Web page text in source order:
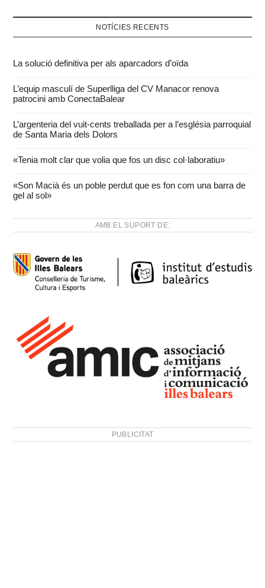
NOTÍCIES RECENTS
La solució definitiva per als aparcadors d’oïda
L’equip masculí de Superlliga del CV Manacor renova
patrocini amb ConectaBalear
L’argenteria del vuit-cents treballada per a l’església parroquial
de Santa Maria dels Dolors
«Tenia molt clar que volia que fos un disc col·laboratiu»
«Son Macià és un poble perdut que es fon com una barra de
gel al sol»
AMB EL SUPORT DE:
PUBLICITAT